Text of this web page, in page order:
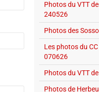
Photos du VTT
240526
Photos des
Les photos du
070626
Photos du VTT
Photos de